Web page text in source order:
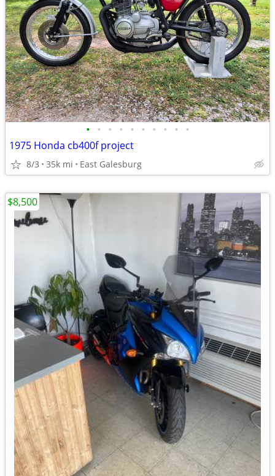
• • • • • • • • • •
1975 Honda cb400f project
8/3 35k mi East Galesburg
$8,500